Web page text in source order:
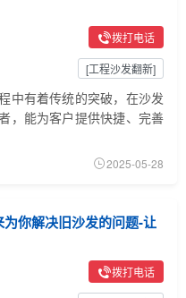
拨打电话
[工程沙发翻新]
中有着传统的突破，在沙发
，能为客户提供快捷、完善
2025-05-28
你解决旧沙发的问题-让
拨打电话